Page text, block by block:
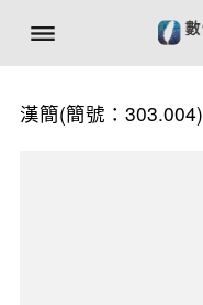
漢簡(簡號：303.004)